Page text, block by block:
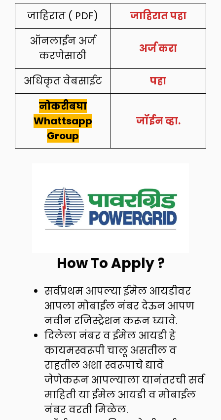
जाहिरात ( PDF)
जाहिरात पहा
ऑनलाईन अर्ज
करणेसाठी
अर्ज करा
अधिकृत वेबसाईट
पहा
नोकरीबघा
Whattsapp
Group
जॉईन व्हा.
How To Apply ?
सर्वप्रथम आपल्या ईमेल आयडीवर
आपला मोबाईल नंबर देऊन आपण
नवीन रजिस्ट्रेशन करून घ्यावे.
दिलेला नंबर व ईमेल आयडी हे
कायमस्वरूपी चालू असतील व
राहतील अशा स्वरूपाचे द्यावे
जेणेकरून आपल्याला यानंतरची सर्व
माहिती या ईमेल आयडी व मोबाईल
नंबर वरती मिळेल.